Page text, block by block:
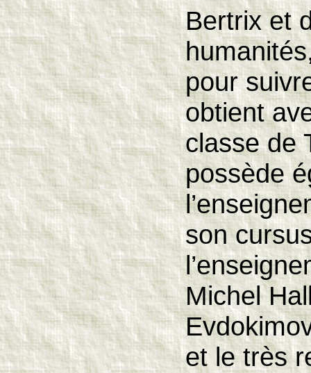
Bertrix et
pour
obtient
classe de
possède
son
Michel
et le très